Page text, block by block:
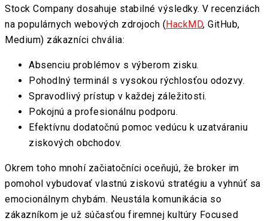
Stock Company dosahuje stabilné výsledky. V recenziách
na populárnych webových zdrojoch (HackMD, GitHub,
Medium) zákazníci chvália:
Absenciu problémov s výberom zisku.
Pohodlný terminál s vysokou rýchlosťou odozvy.
Spravodlivý prístup v každej záležitosti.
Pokojnú a profesionálnu podporu.
Efektívnu dodatočnú pomoc vedúcu k uzatváraniu
ziskových obchodov.
Okrem toho mnohí začiatočníci oceňujú, že broker im
pomohol vybudovať vlastnú ziskovú stratégiu a vyhnúť sa
emocionálnym chybám. Neustála komunikácia so
zákazníkom je už súčasťou firemnej kultúry Focused